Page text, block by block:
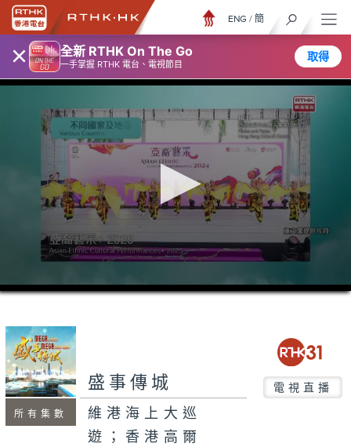
× 全新 RTHK On The Go
一手掌握 RTHK 電台、電視節目
取得
ENG / 簡
0
seconds
minutes,
7
seconds
所有集數
盛事傳城 電視直播
維港海上大巡
遊；香港高爾